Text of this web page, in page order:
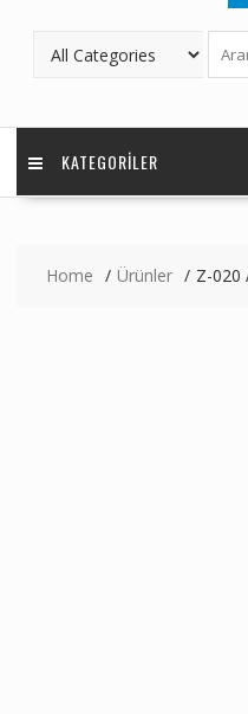
KATEGORILER
Home Ürünler Z-020